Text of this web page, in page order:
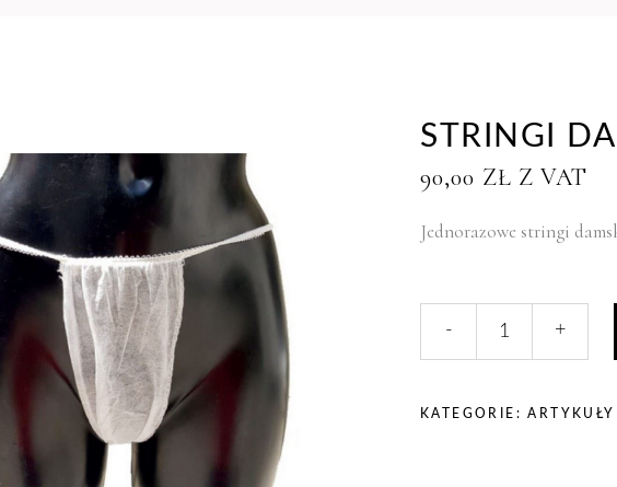
STRINGI
90,00 ZŁ Z VAT
Jednorazowe stringi
damskie
100szt
- +
KATEGORIE: